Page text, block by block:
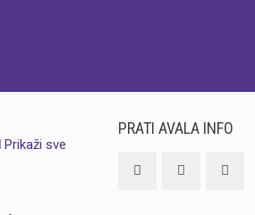
Prikaži sve
PRATI AVALA INFO